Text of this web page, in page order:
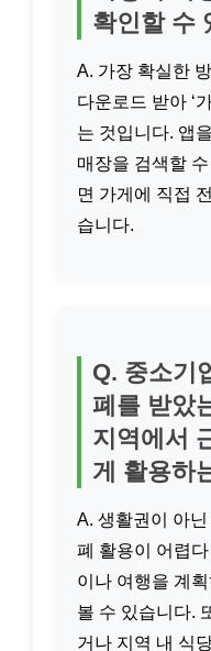
확인할 수
A. 가장 확실한
다운로드 받아 ‘
는 것입니다. 앱
매장을 검색할
면 가게에 직접
습니다.
Q. 중소기
폐를 받았
지역에서
게 활용하
A. 생활권이 아
폐 활용이 어렵
이나 여행을 계
볼 수 있습니다.
거나 지역 내 식